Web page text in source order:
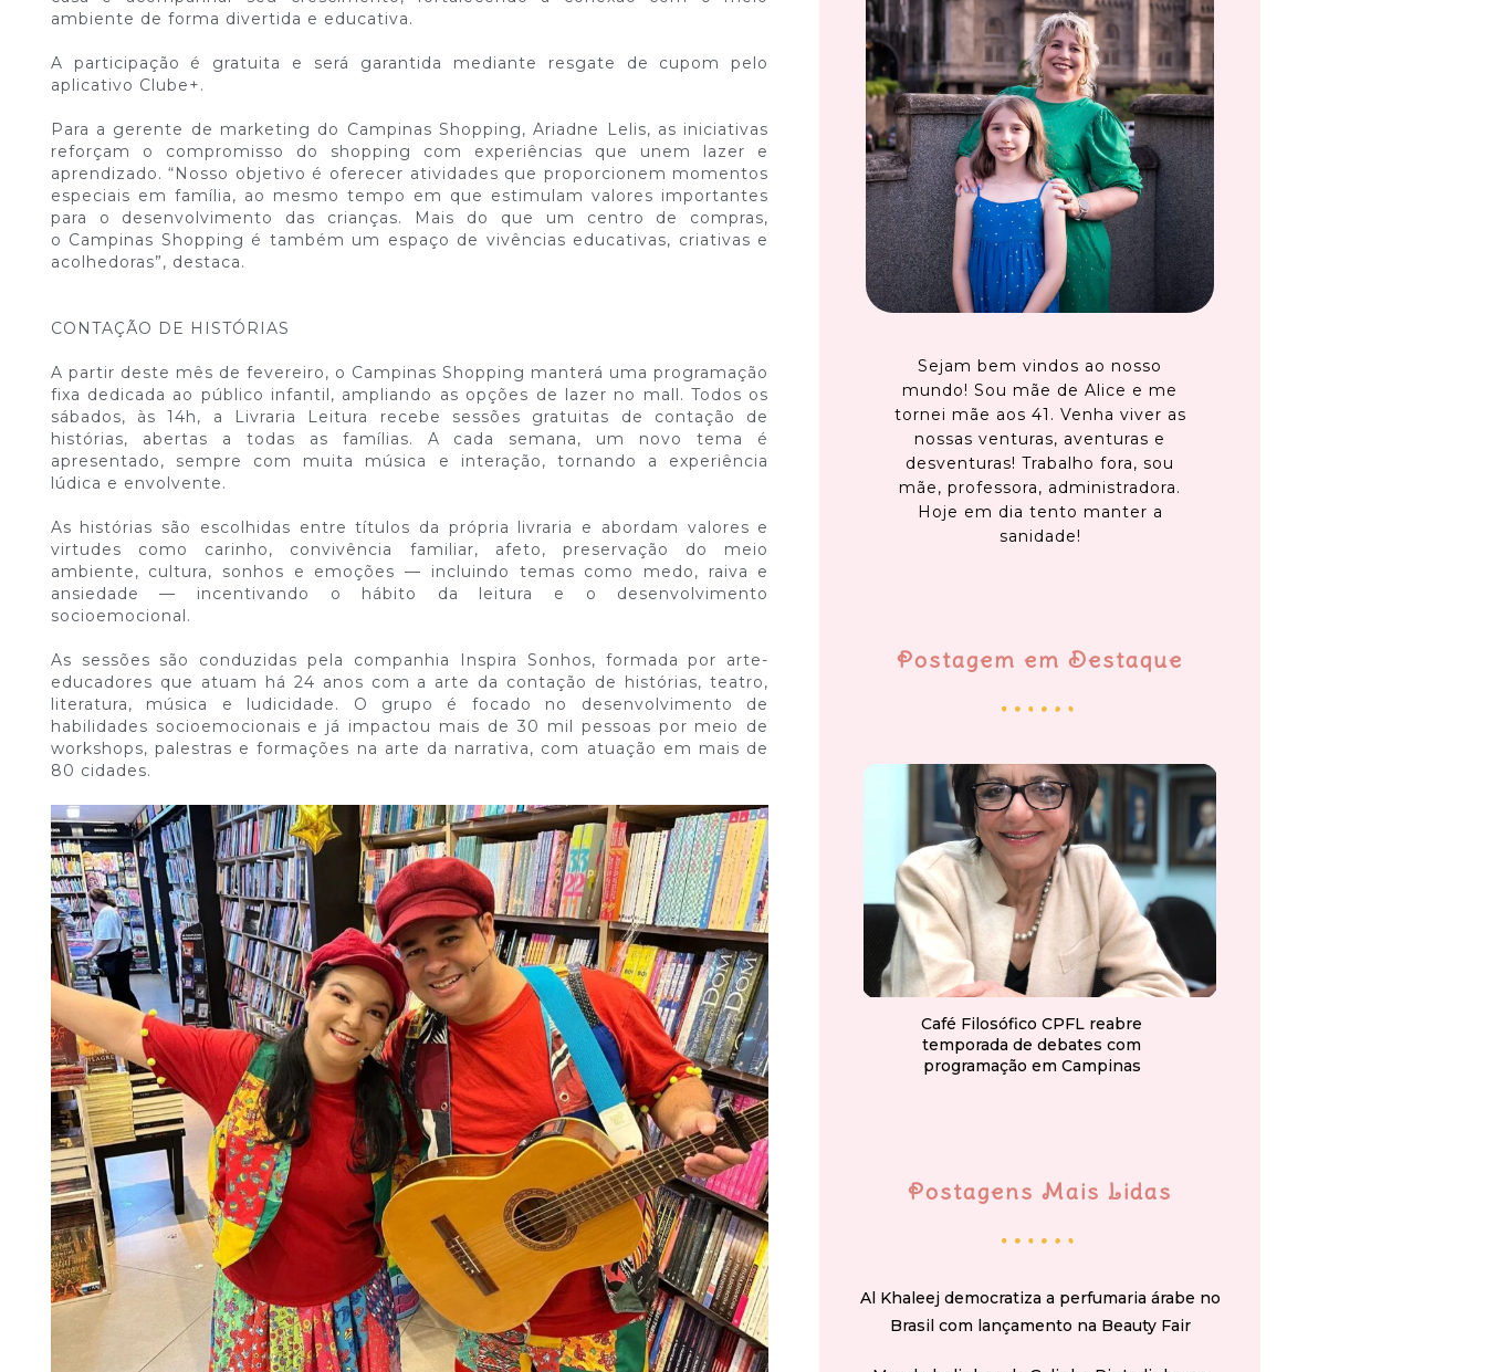
ambiente de forma divertida e educativa.
A participação é gratuita e será garantida mediante resgate de cupom pelo
aplicativo Clube+.
Para a gerente de marketing do Campinas Shopping, Ariadne Lelis, as iniciativas
reforçam o compromisso do shopping com experiências que unem lazer e
aprendizado. “Nosso objetivo é oferecer atividades que proporcionem momentos
especiais em família, ao mesmo tempo em que estimulam valores importantes
para o desenvolvimento das crianças. Mais do que um centro de compras,
o Campinas Shopping é também um espaço de vivências educativas, criativas e
acolhedoras”, destaca.
CONTAÇÃO DE HISTÓRIAS
A partir deste mês de fevereiro, o Campinas Shopping manterá uma programação
fixa dedicada ao público infantil, ampliando as opções de lazer no mall. Todos os
sábados, às 14h, a Livraria Leitura recebe sessões gratuitas de contação de
histórias, abertas a todas as famílias. A cada semana, um novo tema é
apresentado, sempre com muita música e interação, tornando a experiência
lúdica e envolvente.
As histórias são escolhidas entre títulos da própria livraria e abordam valores e
virtudes como carinho, convivência familiar, afeto, preservação do meio
ambiente, cultura, sonhos e emoções — incluindo temas como medo, raiva e
ansiedade — incentivando o hábito da leitura e o desenvolvimento
socioemocional.
As sessões são conduzidas pela companhia Inspira Sonhos, formada por arte-
educadores que atuam há 24 anos com a arte da contação de histórias, teatro,
literatura, música e ludicidade. O grupo é focado no desenvolvimento de
habilidades socioemocionais e já impactou mais de 30 mil pessoas por meio de
workshops, palestras e formações na arte da narrativa, com atuação em mais de
80 cidades.
Sejam bem vindos ao nosso
mundo! Sou mãe de Alice e me
tornei mãe aos 41. Venha viver as
nossas venturas, aventuras e
desventuras! Trabalho fora, sou
mãe, professora, administradora.
Hoje em dia tento manter a
sanidade!
Postagem em Destaque
Café Filosófico CPFL reabre
temporada de debates com
programação em Campinas
Postagens Mais Lidas
Al Khaleej democratiza a perfumaria árabe no
Brasil com lançamento na Beauty Fair